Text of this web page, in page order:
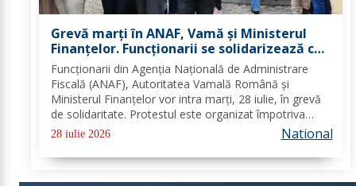
Grevă marți în ANAF, Vamă și Ministerul
Finanțelor. Funcționarii se solidarizează cu
protestul din sănătate
Funcționarii din Agenția Națională de Administrare
Fiscală (ANAF), Autoritatea Vamală Română și
Ministerul Finanțelor vor intra marți, 28 iulie, în grevă
de solidaritate. Protestul este organizat împotriva
proiectului noii legi a salarizării și are loc în aceeași zi
28 iulie 2026 National